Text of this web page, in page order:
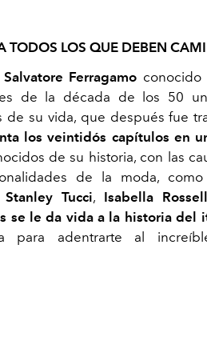
TODOS LOS QUE DEBEN
Ferragamo conocido
de la década de los 50
de su vida, que después fue
los veintidós capítulos en
de su historia, con las
de la moda, como
Stanley Tucci, Isabella
se le da vida a la historia del
para adentrarte al